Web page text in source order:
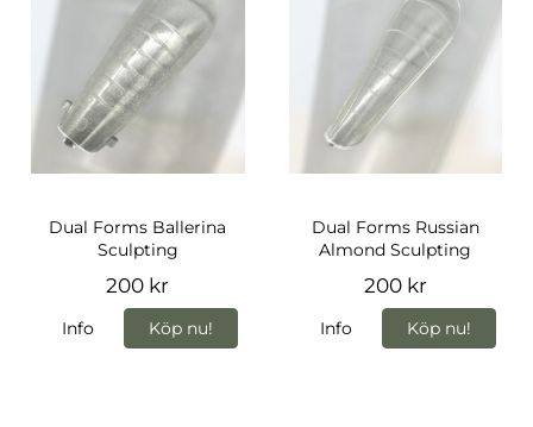
Dual Forms Ballerina
Sculpting
200 kr
Info Köp nu!
Dual Forms Russian
Almond Sculpting
200 kr
Info Köp nu!